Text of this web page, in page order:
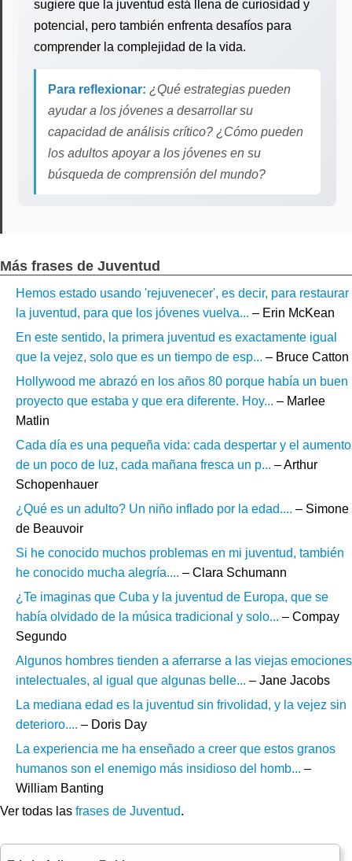
sugiere que la juventud está llena de curiosidad y
potencial, pero también enfrenta desafíos para
comprender la complejidad de la vida.
Para reflexionar: ¿Qué estrategias pueden
ayudar a los jóvenes a desarrollar su
capacidad de análisis crítico? ¿Cómo pueden
los adultos apoyar a los jóvenes en su
búsqueda de comprensión del mundo?
Más frases de Juventud
Hemos estado usando 'rejuvenecer', es decir, para restaurar
la juventud, para que los jóvenes vuelva... – Erin McKean
En este sentido, la primera juventud es exactamente igual
que la vejez, solo que es un tiempo de esp... – Bruce Catton
Hollywood me abrazó en los años 80 porque había un buen
proyecto que estaba y que era diferente. Hoy... – Marlee
Matlin
Cada día es una pequeña vida: cada despertar y el aumento
de un poco de luz, cada mañana fresca un p... – Arthur
Schopenhauer
¿Qué es un adulto? Un niño inflado por la edad.... – Simone
de Beauvoir
Si he conocido muchos problemas en mi juventud, también
he conocido mucha alegría.... – Clara Schumann
¿Te imaginas que Cuba y la juventud de Europa, que se
había olvidado de la música tradicional y solo... – Compay
Segundo
Algunos hombres tienden a aferrarse a las viejas emociones
intelectuales, al igual que algunas belle... – Jane Jacobs
La mediana edad es la juventud sin frivolidad, y la vejez sin
deterioro.... – Doris Day
La experiencia me ha enseñado a creer que estos granos
humanos son el enemigo más insidioso del homb... –
William Banting
Ver todas las frases de Juventud.